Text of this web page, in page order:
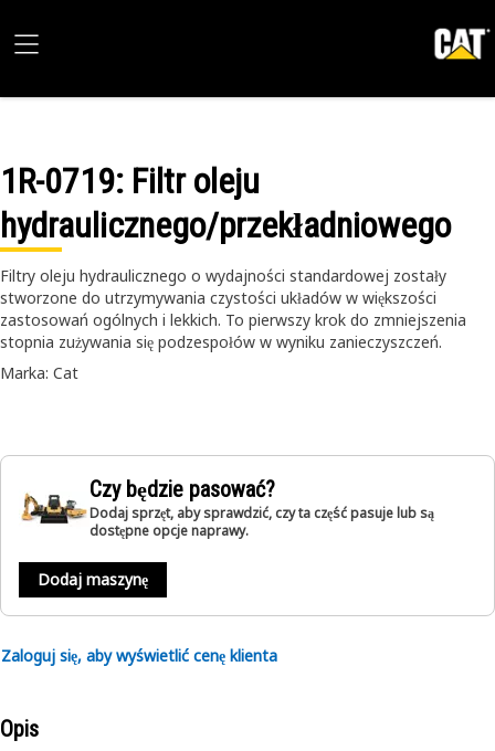
1R-0719: Filtr oleju
hydraulicznego/przekładniowego
Filtry oleju hydraulicznego o wydajności standardowej zostały
stworzone do utrzymywania czystości układów w większości
zastosowań ogólnych i lekkich. To pierwszy krok do zmniejszenia
stopnia zużywania się podzespołów w wyniku zanieczyszczeń.
Marka: Cat
Czy będzie pasować?
Dodaj sprzęt, aby sprawdzić, czy ta część pasuje lub są
dostępne opcje naprawy.
Dodaj maszynę
Zaloguj się, aby wyświetlić cenę klienta
Opis